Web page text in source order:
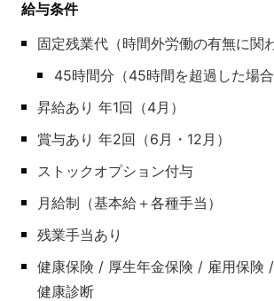
給与条件
固定残業代（時間外労働の有無に関
45時間分（45時間を超過した場合
昇給あり 年1回（4月）
賞与あり 年2回（6月・12月）
ストックオプション付与
月給制（基本給＋各種手当）
残業手当あり
健康保険 / 厚⽣年⾦保険 / 雇⽤保険
健康診断